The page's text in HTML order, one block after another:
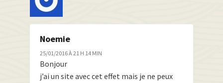
Noemie
25/01/2016 À 21 H 14 MIN
Bonjour
j’ai un site avec cet effet mais je ne peux